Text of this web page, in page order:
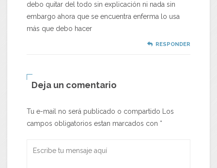
debo quitar del todo sin explicación ni nada sin
embargo ahora que se encuentra enferma lo usa
más que debo hacer
RESPONDER
Deja un comentario
Tu e-mail no será publicado o compartido Los
campos obligatorios estan marcados con *